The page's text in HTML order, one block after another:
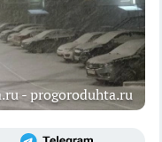
- progoroduhta.ru